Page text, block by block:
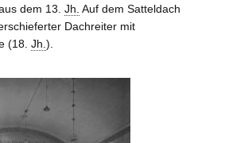
dem 13. Jh. Auf dem Satteldach
Dachreiter mit
(18. Jh. ).